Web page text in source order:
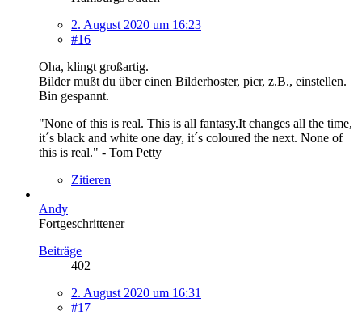
2. August 2020 um 16:23
#16
Oha, klingt großartig.
Bilder mußt du über einen Bilderhoster, picr, z.B., einstellen.
Bin gespannt.
"None of this is real. This is all fantasy.It changes all the time,
it´s black and white one day, it´s coloured the next. None of
this is real." - Tom Petty
Zitieren
Andy
Fortgeschrittener
Beiträge
402
2. August 2020 um 16:31
#17